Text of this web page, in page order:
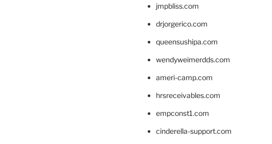
jmpbliss.com
drjorgerico.com
queensushipa.com
wendyweimerdds.com
ameri-camp.com
hrsreceivables.com
empconst1.com
cinderella-support.com